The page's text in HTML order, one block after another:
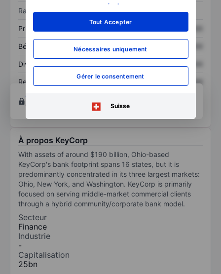
savoir plus
Tout Accepter
Nécessaires uniquement
Gérer le consentement
Suisse
Ratios
Prix / ventes XXXXXXX XXXXXXX
Bénéfice par action XXXXXXX
Dividende par action
Rendement des
XXXXXXX
XXXXXXX
Ouvrir un compte
techniques et d’analyse.
À propos KeyCorp
With assets of around $190 billion, Ohio-based
KeyCorp's bank footprint spans 16 states, but it is
predominantly concentrated in its three largest markets:
Ohio, New York, and Washington. KeyCorp is primarily
focused on serving middle-market commercial clients
through a hybrid community/corporate bank model.
Secteur
Finance
Industrie
-
Capitalisation
25bn